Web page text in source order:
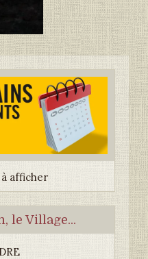
afficher
le Village...